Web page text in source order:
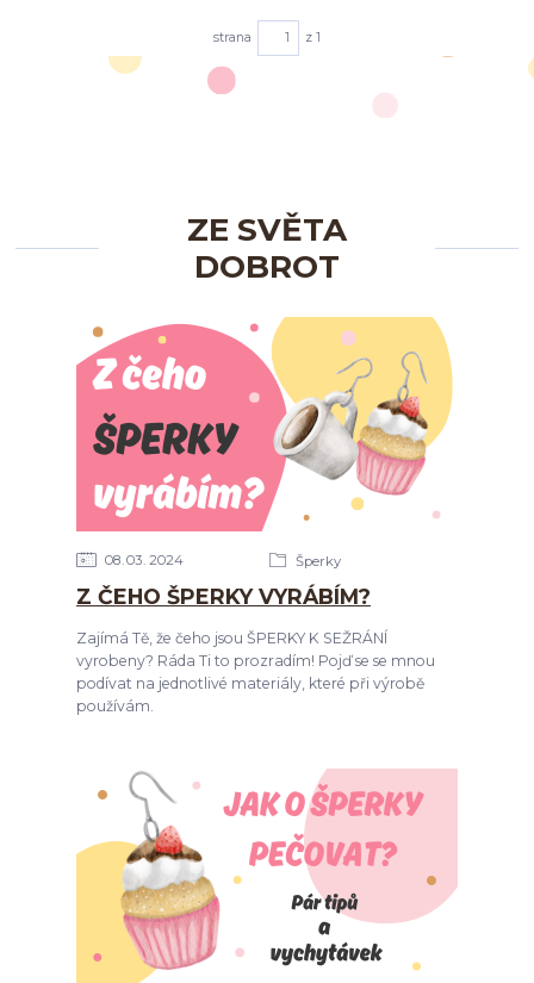
strana z 1
ZE SVĚTA
DOBROT
08 03 2024 Šperky
Z ČEHO ŠPERKY VYRÁBÍM?
Zajímá Tě, že čeho jsou ŠPERKY K SEŽRÁNÍ
vyrobeny? Ráda Ti to prozradím! Pojď se se mnou
podívat na jednotlivé materiály, které při výrobě
používám.